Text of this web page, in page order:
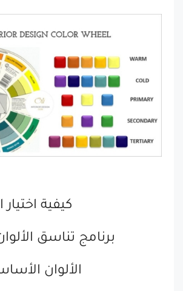
كيفية اختيار
برنامج تناسق
الألوان